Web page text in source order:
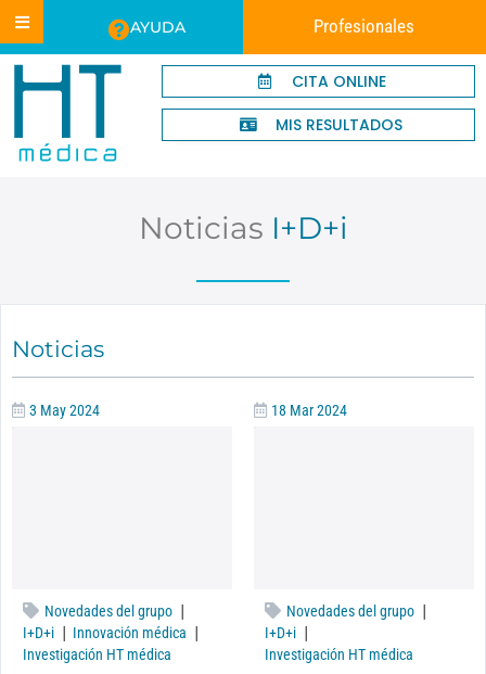
AYUDA Profesionales
CITA ONLINE
MIS RESULTADOS
Noticias I+D+i
Noticias
3 May 2024
Novedades del grupo |
I+D+i | Innovación médica |
Investigación HT médica
18 Mar 2024
Novedades del grupo |
I+D+i |
Investigación HT médica